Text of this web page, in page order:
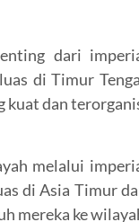
dari
di Timur
kuat dan
melalui
di Asia Timur
mereka ke